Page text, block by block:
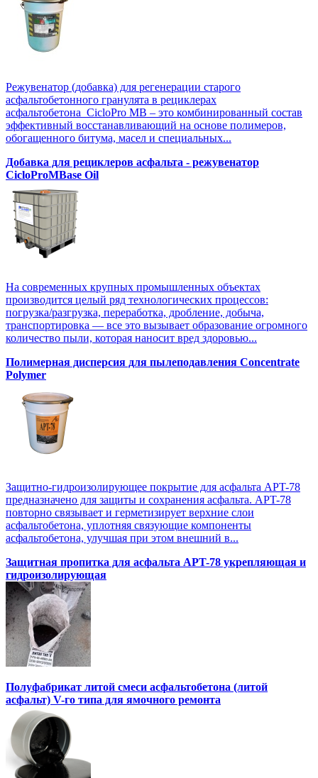
Режувенатор (добавка) для регенерации старого
асфальтобетонного гранулята в рециклерах
асфальтобетона CicloPro MB – это комбинированный состав
эффективный восстанавливающий на основе полимеров,
обогащенного битума, масел и специальных...
Добавка для рециклеров асфальта - режувенатор
CicloProMBase Oil
На современных крупных промышленных объектах
производится целый ряд технологических процессов:
погрузка/разгрузка, переработка, дробление, добыча,
транспортировка — все это вызывает образование огромного
количество пыли, которая наносит вред здоровью...
Полимерная дисперсия для пылеподавления Concentrate
Polymer
Защитно-гидроизолирующее покрытие для асфальта APT-78
предназначено для защиты и сохранения асфальта. APT-78
повторно связывает и герметизирует верхние слои
асфальтобетона, уплотняя связующие компоненты
асфальтобетона, улучшая при этом внешний в...
Защитная пропитка для асфальта APT-78 укрепляющая и
гидроизолирующая
Полуфабрикат литой смеси асфальтобетона (литой
асфальт) V-го типа для ямочного ремонта